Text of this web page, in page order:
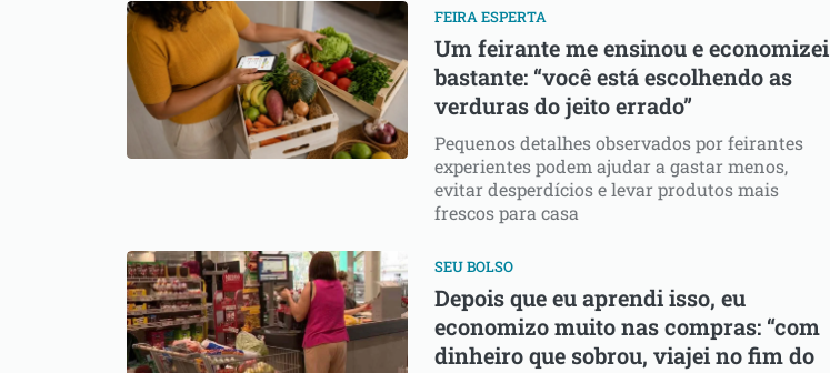
FEIRA ESPERTA
Um feirante me ensinou e economizei
bastante: “você está escolhendo as
verduras do jeito errado”
Pequenos detalhes observados por feirantes
experientes podem ajudar a gastar menos,
evitar desperdícios e levar produtos mais
frescos para casa
SEU BOLSO
Depois que eu aprendi isso, eu
economizo muito nas compras: “com
dinheiro que sobrou, viajei no fim do